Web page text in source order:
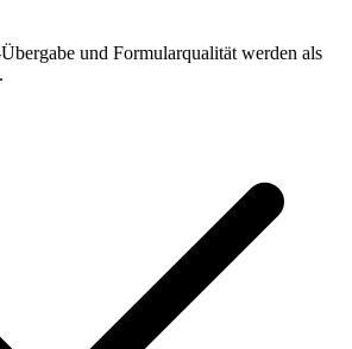
und Formularqualität werden als